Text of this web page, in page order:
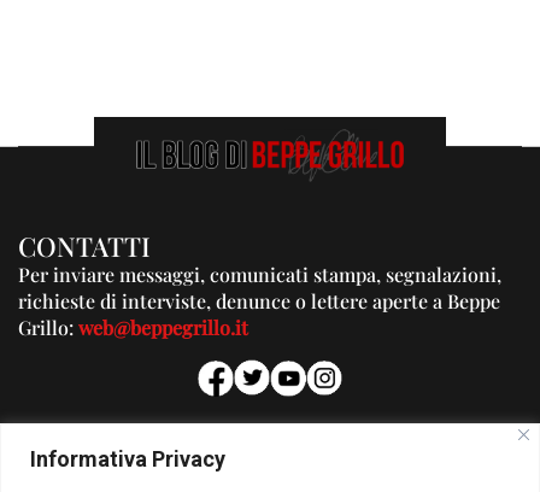
Informativa Privacy
CONTATTI
Per inviare messaggi, comunicati stampa, segnalazioni,
richieste di interviste, denunce o lettere aperte a Beppe
Grillo:web@beppegrillo.it
PUBBLICITA'
Per la tua pubblicità su questo Blog: